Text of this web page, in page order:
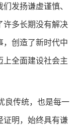
发扬谦虚谨慎、
许多长期没有解决
，创造了新时代中
上全面建设社会主
良传统，也是每一
证明，始终具有谦